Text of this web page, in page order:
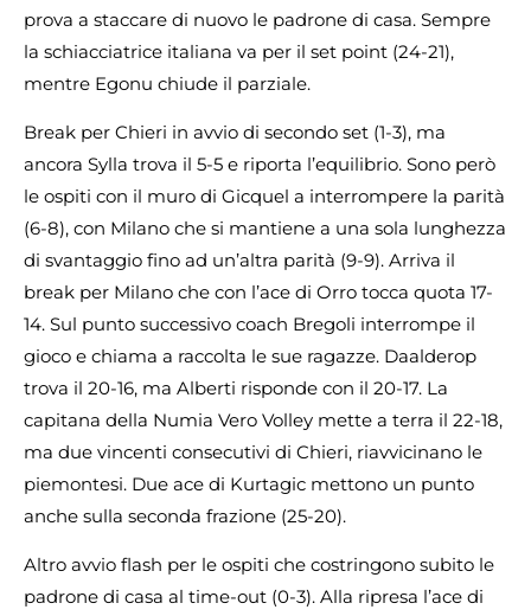
prova a staccare di nuovo le padrone di casa. Sempre
la schiacciatrice italiana va per il set point (24-21),
mentre Egonu chiude il parziale.
Break per Chieri in avvio di secondo set (1-3), ma
ancora Sylla trova il 5-5 e riporta l’equilibrio. Sono però
le ospiti con il muro di Gicquel a interrompere la parità
(6-8), con Milano che si mantiene a una sola lunghezza
di svantaggio fino ad un’altra parità (9-9). Arriva il
break per Milano che con l’ace di Orro tocca quota 17-
14. Sul punto successivo coach Bregoli interrompe il
gioco e chiama a raccolta le sue ragazze. Daalderop
trova il 20-16, ma Alberti risponde con il 20-17. La
capitana della Numia Vero Volley mette a terra il 22-18,
ma due vincenti consecutivi di Chieri, riavvicinano le
piemontesi. Due ace di Kurtagic mettono un punto
anche sulla seconda frazione (25-20).
Altro avvio flash per le ospiti che costringono subito le
padrone di casa al time-out (0-3). Alla ripresa l’ace di